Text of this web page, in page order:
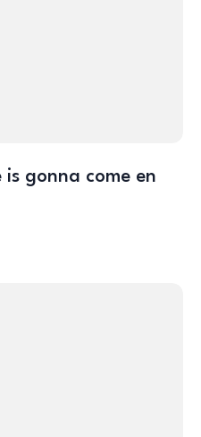
gonna come en